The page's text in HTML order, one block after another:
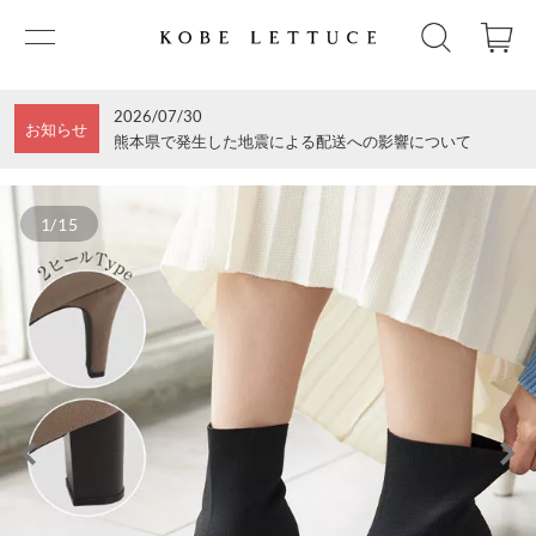
お知らせ
2026/07/30
熊本県で発生した地震による配送への影響について
1/15